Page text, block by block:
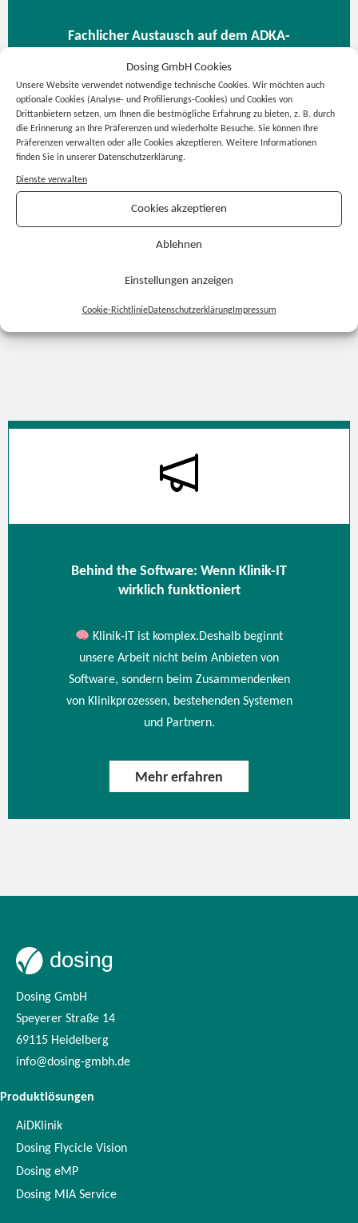
Dosing GmbH Cookies
Unsere Website verwendet notwendige technische Cookies. Wir möchten auch
optionale Cookies (Analyse- und Profilierungs-Cookies) und Cookies von
Drittanbietern setzen, um Ihnen die bestmögliche Erfahrung zu bieten, z. B. durch
die Erinnerung an Ihre Präferenzen und wiederholte Besuche. Sie können Ihre
Präferenzen verwalten oder alle Cookies akzeptieren. Weitere Informationen
finden Sie in unserer Datenschutzerklärung.
Dienste verwalten
Cookies akzeptieren
Ablehnen
Einstellungen anzeigen
Cookie-RichtlinieDatenschutzerklärungImpressum
Fachlicher Austausch auf dem ADKA-
Die intensivsten Gespräche auf
Fachkongressen entstehen häufig abseits des
Vortragsprogramms – dort, wo Erfahrung auf
unsere Lösungen für Verlässlichkeit im
Medikationsprozess.
Behind the Software: Wenn Klinik-IT
wirklich funktioniert
Klinik‑IT ist komplex.Deshalb beginnt
unsere Arbeit nicht beim Anbieten von
Software, sondern beim Zusammendenken
von Klinikprozessen, bestehenden Systemen
und Partnern.
Mehr erfahren
Dosing GmbH
Speyerer Straße 14
69115 Heidelberg
info@dosing-gmbh.de
Produktlösungen
AiDKlinik
Dosing Flycicle Vision
Dosing eMP
Dosing MIA Service